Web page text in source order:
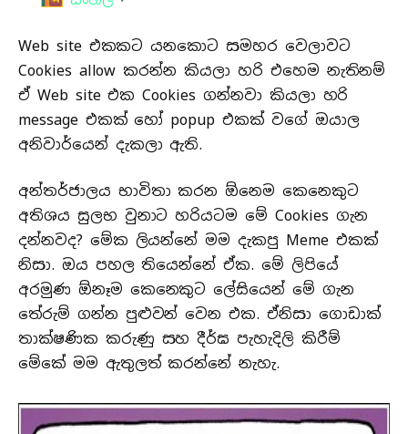
Web site එකකට යනකොට සමහර වෙලාවට
Cookies allow කරන්න කියලා හරි එහෙම නැතිනම්
ඒ Web site එක Cookies ගන්නවා කියලා හරි
message එකක් හෝ popup එකක් වගේ ඔයාල
අනිවාර්යෙන් දැකලා ඇති.
අන්තර්ජාලය භාවිතා කරන ඕනෙම කෙනෙකුට
අතිශය සුලභ වුනාට හරියටම මේ Cookies ගැන
දන්නවද? මේක ලියන්නේ මම දැකපු Meme එකක්
නිසා. ඔය පහල තියෙන්නේ ඒක. මේ ලිපියේ
අරමුණ ඕනෑම කෙනෙකුට ලේසියෙන් මේ ගැන
තේරුම් ගන්න පුළුවන් වෙන එක. ඒනිසා ගොඩාක්
තාක්ෂණික කරුණු සහ දීර්ඝ පැහැදිලි කිරීම්
මේකේ මම ඇතුලත් කරන්නේ නැහැ.